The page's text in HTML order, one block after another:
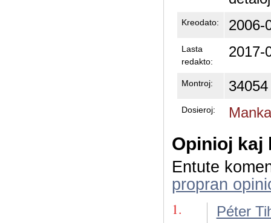
Kreodato: 2006-
Lasta
redakto:
2017-
Montroj: 34054
Dosieroj:
Opinioj kaj
Entute
propran
1.
Péter